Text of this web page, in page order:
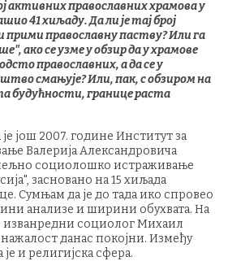
активних православних храмова у
41 хиљаду. Да ли је тај број
прими православну паству? Или га
ако се узме у обзир да у храмове
православних, а да се у
смањује? Или, пак, с обзиром на
будућности, границе раста
још 2007. године Институт за
Валерија Александровича
социолошко истраживање
засновано на 15 хиљада
Сумњам да је до тада ико спровео
анализе и ширини обухвата. На
изванредни социолог Михаил
данас покојни. Између
и религијска сфера.